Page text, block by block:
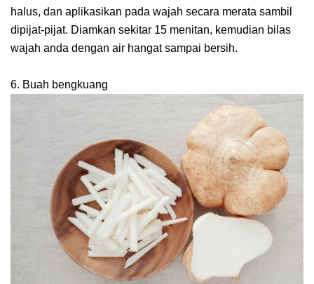
halus, dan aplikasikan pada wajah secara merata sambil
dipijat-pijat. Diamkan sekitar 15 menitan, kemudian bilas
wajah anda dengan air hangat sampai bersih.
6. Buah bengkuang